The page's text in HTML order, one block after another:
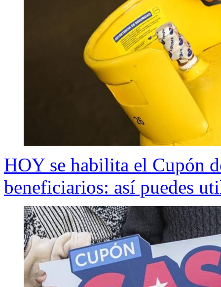
HOY se habilita el Cupón
beneficiarios: así puedes